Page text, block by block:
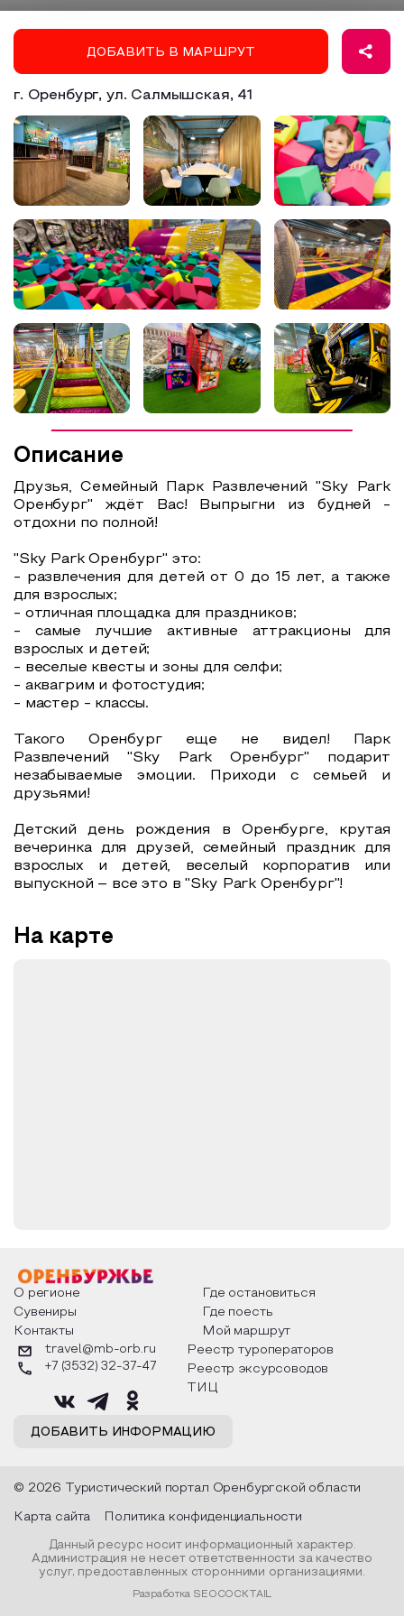
Аттестованные экскурсоводы
Маршруты от экскурсоводов
Все маршруты
Доступная среда
ДОБАВИТЬ В МАРШРУТ
г. Оренбург, ул. Салмышская, 41
Описание
Друзья, Семейный Парк Развлечений "Sky Park
Оренбург" ждёт Вас! Выпрыгни из будней -
отдохни по полной!
"Sky Park Оренбург" это:
- развлечения для детей от 0 до 15 лет, а также
для взрослых;
- отличная площадка для праздников;
- самые лучшие активные аттракционы для
взрослых и детей;
- веселые квесты и зоны для селфи;
- аквагрим и фотостудия;
- мастер - классы.
Такого Оренбург еще не видел! Парк
Развлечений "Sky Park Оренбург" подарит
незабываемые эмоции. Приходи с семьей и
друзьями!
Детский день рождения в Оренбурге, крутая
вечеринка для друзей, семейный праздник для
взрослых и детей, веселый корпоратив или
выпускной – все это в "Sky Park Оренбург"!
На карте
О регионе
Где остановиться
Сувениры
Где поесть
Контакты
Мой маршрут
ДОБАВИТЬ ИНФОРМАЦИЮ
travel@mb-orb.ru
+7 (3532) 32-37-47
Реестр туроператоров
Реестр эксурсоводов
ТИЦ
© 2026 Туристический портал Оренбургской области
Карта сайта Политика конфиденциальности
Данный ресурс носит информационный характер.
Администрация не несет ответственности за качество
услуг, предоставленных сторонними организациями.
Разработка SEOCOCKTAIL